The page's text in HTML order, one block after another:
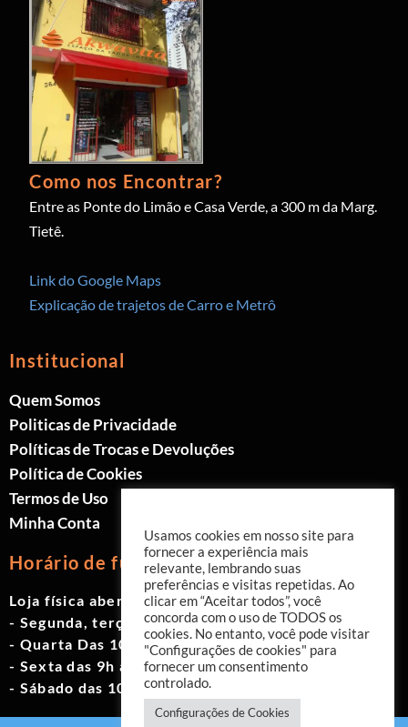
Como nos Encontrar?
Entre as Ponte do Limão e Casa Verde, a 300 m da Marg.
Tietê.
Link do Google Maps
Explicação de trajetos de Carro e Metrô
Institucional
Quem Somos
Politicas de Privacidade
Políticas de Trocas e Devoluções
Política de Cookies
Termos de Uso
Minha Conta
Horário de funcionamento
Loja física aberta de Segunda à Sábado.
- Segunda, terça e quinta das 9h às 19h
- Quarta Das 10h às 18h
- Sexta das 9h às 18h
- Sábado das 10h às 17h
Usamos cookies em nosso site para
fornecer a experiência mais
relevante, lembrando suas
preferências e visitas repetidas. Ao
clicar em “Aceitar todos”, você
concorda com o uso de TODOS os
cookies. No entanto, você pode visitar
"Configurações de cookies" para
fornecer um consentimento
controlado.
Configurações de Cookies